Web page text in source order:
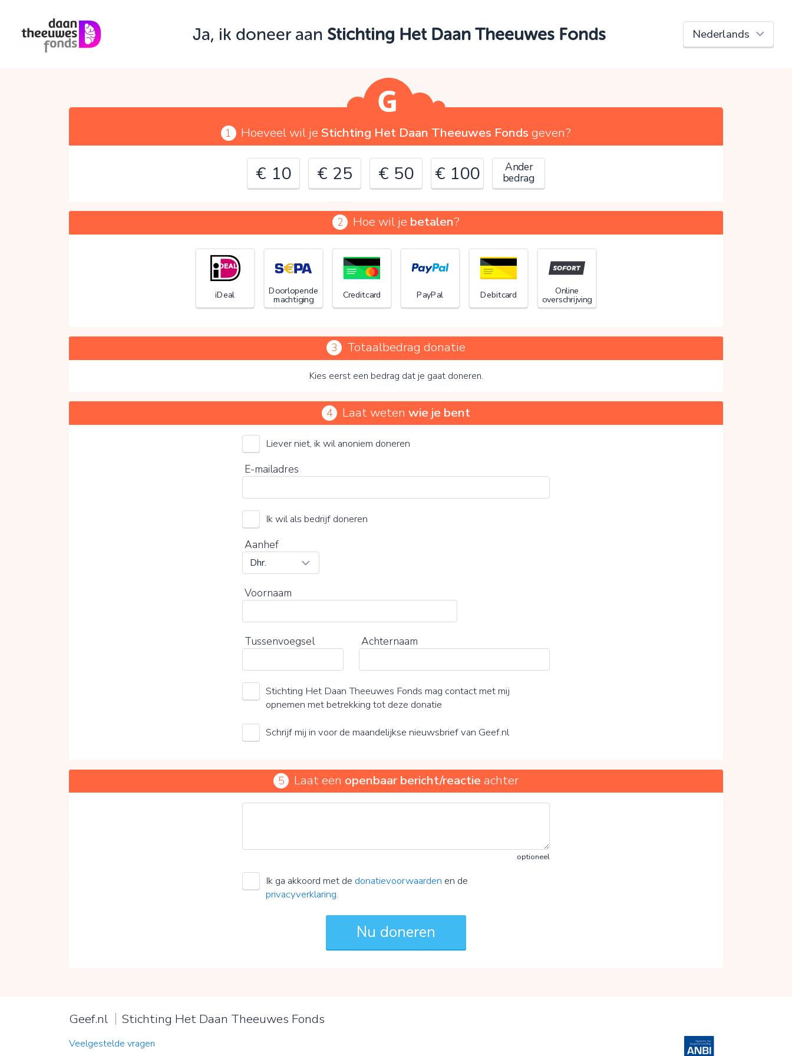
Ja, ik doneer aan Stichting Het Daan Theeuwes Fonds
1 Hoeveel wil je Stichting Het Daan Theeuwes Fonds geven?
€ 10 € 25 € 50 € 100 Ander
bedrag
€
2 Hoe wil je betalen?
iDeal Doorlopende
machtiging Creditcard PayPal Debitcard Online
overschrijving
3 Totaalbedrag donatie
Kies eerst een bedrag dat je gaat doneren.
Stichting Het Daan Theeuwes Fonds
Kies je vrijwillige bijdrage
0% 20%
4 Laat weten wie je bent
Liever niet, ik wil anoniem doneren
E-mailadres
Ik wil als bedrijf doneren
Aanhef
Voornaam
Tussenvoegsel Achternaam
Stichting Het Daan Theeuwes Fonds mag contact met mij
opnemen met betrekking tot deze donatie
Schrijf mij in voor de maandelijkse nieuwsbrief van Geef.nl
5 Laat een openbaar bericht/reactie achter
optioneel
Ik ga akkoord met de donatievoorwaarden en de
privacyverklaring.
Geef.nl Stichting Het Daan Theeuwes Fonds
Veelgestelde vragen
Je kunt nog niet verder vanwege:
OK